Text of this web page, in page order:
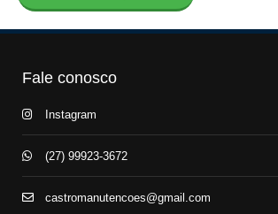
Fale conosco
Instagram
(27) 99923-3672
castromanutencoes@gmail.com